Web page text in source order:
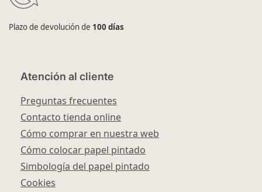
Plazo de devolución de 100 días
Atención al cliente
Preguntas frecuentes
Contacto tienda online
Cómo comprar en nuestra web
Cómo colocar papel pintado
Simbología del papel pintado
Cookies